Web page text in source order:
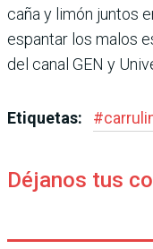
caña y limón juntos
espantar los malos
del canal GEN y
Etiquetas: #
Déjanos tus